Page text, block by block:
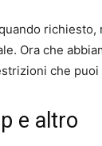
Ora che
che puoi
e altro